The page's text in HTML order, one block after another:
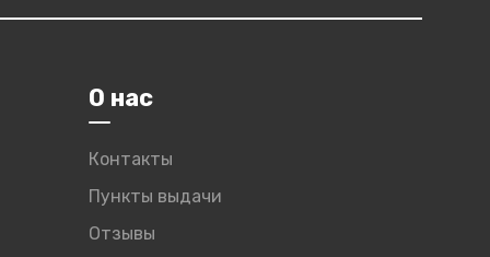
О нас
Контакты
Пункты выдачи
Отзывы